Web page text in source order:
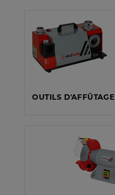
OUTILS D'AFFÛTAGE